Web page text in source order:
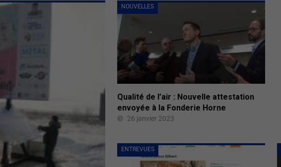
NOUVELLES
Qualité de l’air : Nouvelle attestation
envoyée à la Fonderie Horne
26 janvier 2023
ENTREVUES